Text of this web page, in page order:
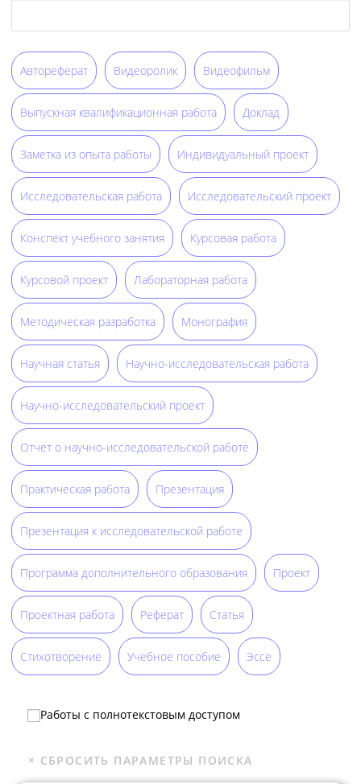
Автореферат Видеоролик Видеофильм
Выпускная квалификационная работа Доклад
Заметка из опыта работы Индивидуальный проект
Исследовательская работа Исследовательский проект
Конспект учебного занятия Курсовая работа
Курсовой проект Лабораторная работа
Методическая разработка Монография
Научная статья Научно-исследовательская работа
Научно-исследовательский проект
Отчет о научно-исследовательской работе
Практическая работа Презентация
Презентация к исследовательской работе
Программа дополнительного образования Проект
Проектная работа Реферат Статья
Стихотворение Учебное пособие Эссе
Работы с полнотекстовым доступом